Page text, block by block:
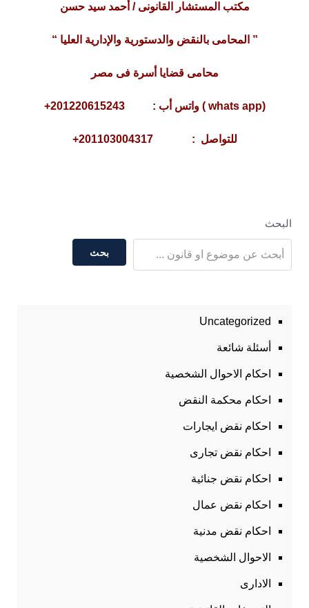
مكتب المستشار القانونى / أحمد سيد حسن
” المحامى بالنقض والدستورية والإدارية العليا “
محامى قضايا أسرة فى مصر
(whats app ) واتس أب : 201220615243+
للتواصل : 201103004317+
البحث
بحث
Uncategorized
أسئلة شائعة
احكام الاحوال الشخصية
احكام محكمة النقض
احكام نقض ايجارات
احكام نقض تجارى
احكام نقض جنائية
احكام نقض عمال
احكام نقض مدنية
الاحوال الشخصية
الادارى